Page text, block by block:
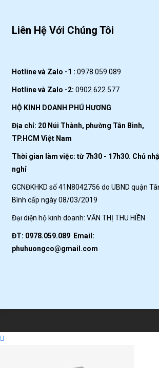
Liên Hệ Với Chúng Tôi
Hotline và Zalo -1 : 0978.059.089
Hotline và Zalo -2: 0902.622.577
HỘ KINH DOANH PHÚ HƯƠNG
Địa chỉ: 20 Núi Thành, phường Tân Bình,
TP.HCM Việt Nam
Thời gian làm việc: từ 7h30 - 17h30. Chủ
nghỉ
GCNĐKHKD số 41N8042756 do UBND quận
Bình cấp ngày 08/03/2019
Đại diện hộ kinh doanh: VĂN THỊ THU HIỀN
ĐT: 0978.059.089 Email:
phuhuongco@gmail.com